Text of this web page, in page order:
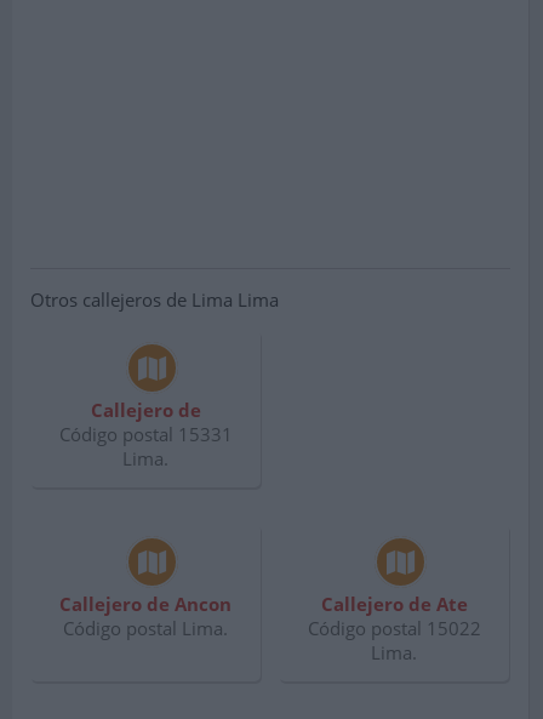
Otros callejeros de Lima Lima
Callejero de
Código postal 15331
Lima.
Callejero de Ancon
Código postal Lima.
Callejero de Ate
Código postal 15022
Lima.